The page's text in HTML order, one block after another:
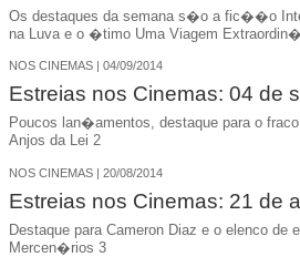
Os destaques da semana s�o a fic��o
na Luva e o �timo Uma Viagem
NOS CINEMAS | 04/09/2014
Estreias nos Cinemas: 04 de
Poucos lan�amentos, destaque para o
Anjos da Lei 2
NOS CINEMAS | 20/08/2014
Estreias nos Cinemas: 21 de
Destaque para Cameron Diaz e o elenco
Mercen�rios 3